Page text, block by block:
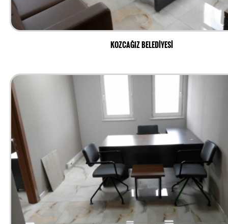
KOZCAĞIZ BELEDİYESİ